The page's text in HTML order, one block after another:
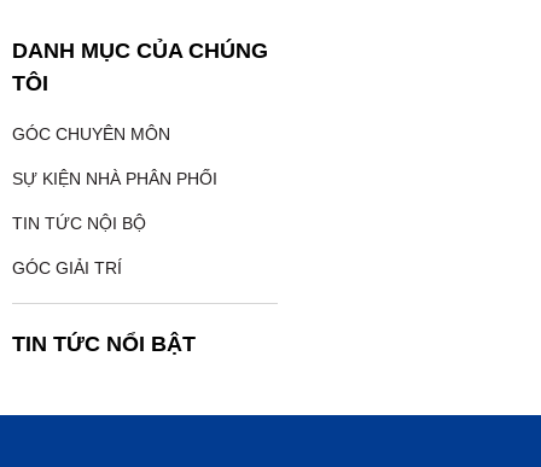
DANH MỤC CỦA CHÚNG
TÔI
GÓC CHUYÊN MÔN
SỰ KIỆN NHÀ PHÂN PHỐI
TIN TỨC NỘI BỘ
GÓC GIẢI TRÍ
TIN TỨC NỔI BẬT